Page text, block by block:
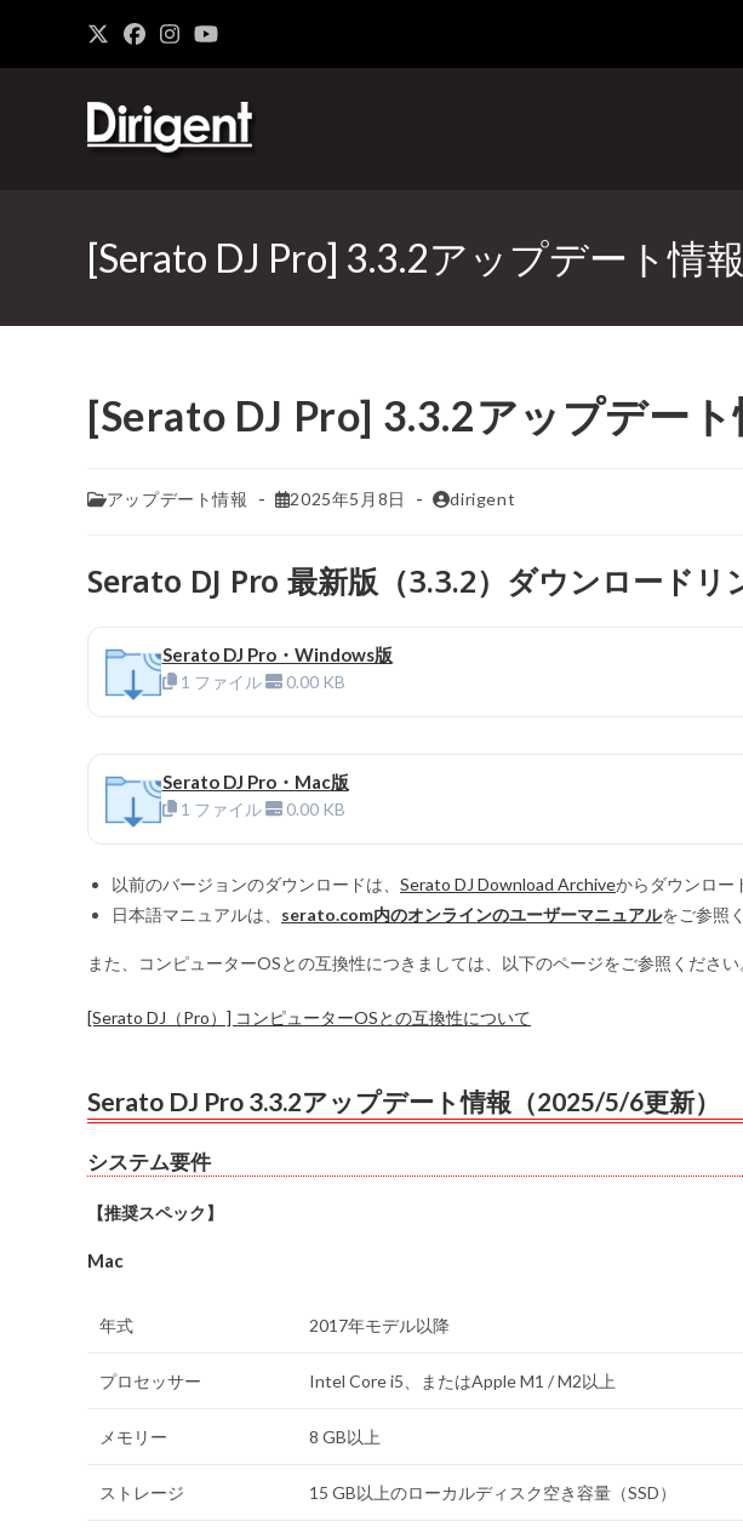
[Serato DJ Pro] 3.3.2アップデート情報
[Serato DJ Pro] 3.3.2アップデート
アップデート情報 2025年5月8日 dirigent
Serato DJ Pro 最新版（3.3.2）ダウンロードリ
Serato DJ Pro・Windows版
1 ファイル 0.00 KB
Serato DJ Pro・Mac版
1 ファイル 0.00 KB
以前のバージョンのダウンロードは、 Serato DJ Download Archiveからダウンロー
日本語マニュアルは、 serato.com内のオンラインのユーザーマニュアルをご参照
また、コンピューターOSとの互換性につきましては、以下のページをご参照ください
[Serato DJ（Pro）] コンピューターOSとの互換性について
Serato DJ Pro 3.3.2アップデート情報（2025/5/6更新）
システム要件
【推奨スペック】
Mac
年式 2017年モデル以降
プロセッサー Intel Core i5、またはApple M1 / M2以上
メモリー 8 GB以上
ストレージ 15 GB以上のローカルディスク空き容量（SSD）